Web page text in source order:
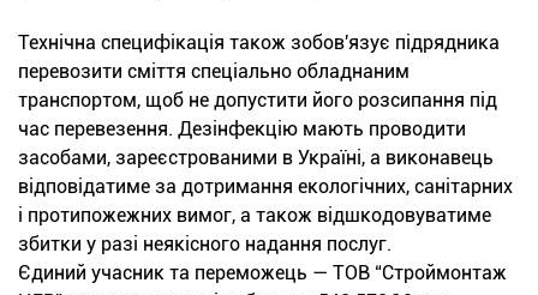
Технічна специфікація також зобов'язує підрядника
перевозити сміття спеціально обладнаним
транспортом, щоб не допустити його розсипання під
час перевезення. Дезінфекцію мають проводити
засобами, зареєстрованими в Україні, а виконавець
відповідатиме за дотримання екологічних, санітарних
і протипожежних вимог, а також відшкодовуватиме
збитки у разі неякісного надання послуг.
Єдиний учасник та переможець — ТОВ “Строймонтаж